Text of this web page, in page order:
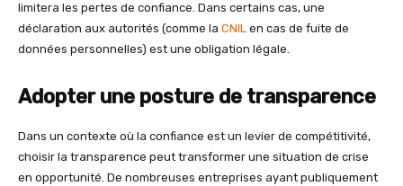
limitera les pertes de confiance. Dans certains cas, une
déclaration aux autorités (comme la CNIL en cas de fuite de
données personnelles) est une obligation légale.
Adopter une posture de transparence
Dans un contexte où la confiance est un levier de compétitivité,
choisir la transparence peut transformer une situation de crise
en opportunité. De nombreuses entreprises ayant publiquement